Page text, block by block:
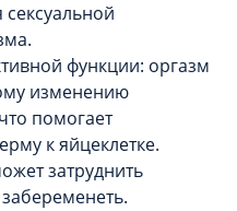
функции: оргазм
изменению
помогает
к яйцеклетке.
затруднить